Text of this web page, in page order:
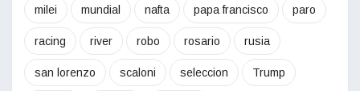
milei mundial nafta papa francisco paro
racing river robo rosario rusia
san lorenzo scaloni seleccion Trump